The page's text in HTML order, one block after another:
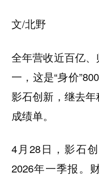
文/北野
全年营收近百亿
一，这是“身价
影石创新，继去
成绩单。
4月28日，影石
2026年一季报。